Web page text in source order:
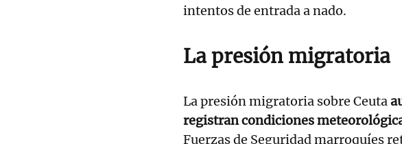
intentos de entrada a nado.
La presión migratoria
La presión migratoria sobre Ceuta
registran condiciones
Fuerzas de Seguridad marroquíes